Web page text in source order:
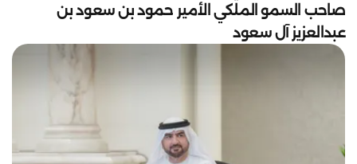
صاحب السمو الملكي الأمير حمود بن سعود بن
عبدالعزيز آل سعود